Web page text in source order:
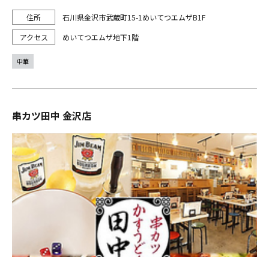
石川県金沢市武蔵町15-1めいてつエムザB1F
めいてつエムザ地下1階
中華
串カツ田中 金沢店